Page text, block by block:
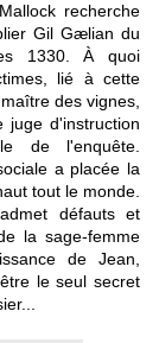
recherche
Gil Gælian du
1330. À quoi
lié à cette
des vignes,
juge d'instruction
de l'enquête.
a placée la
tout le monde.
défauts et
la sage-femme
de Jean,
le seul secret